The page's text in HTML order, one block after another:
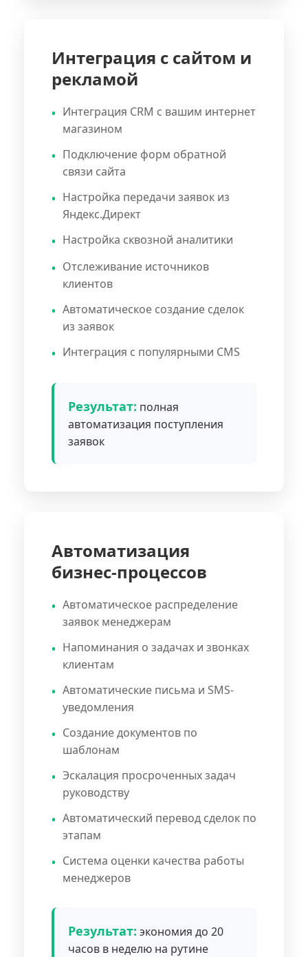
Интеграция с сайтом и
рекламой
Интеграция CRM с вашим интернет
магазином
Подключение форм обратной
связи сайта
Настройка передачи заявок из
Яндекс.Директ
Настройка сквозной аналитики
Отслеживание источников
клиентов
Автоматическое создание сделок
из заявок
Интеграция с популярными CMS
Результат: полная
автоматизация поступления
заявок
Автоматизация
бизнес-процессов
Автоматическое распределение
заявок менеджерам
Напоминания о задачах и звонках
клиентам
Автоматические письма и SMS-
уведомления
Создание документов по
шаблонам
Эскалация просроченных задач
руководству
Автоматический перевод сделок по
этапам
Система оценки качества работы
менеджеров
Результат: экономия до 20
часов в неделю на рутине